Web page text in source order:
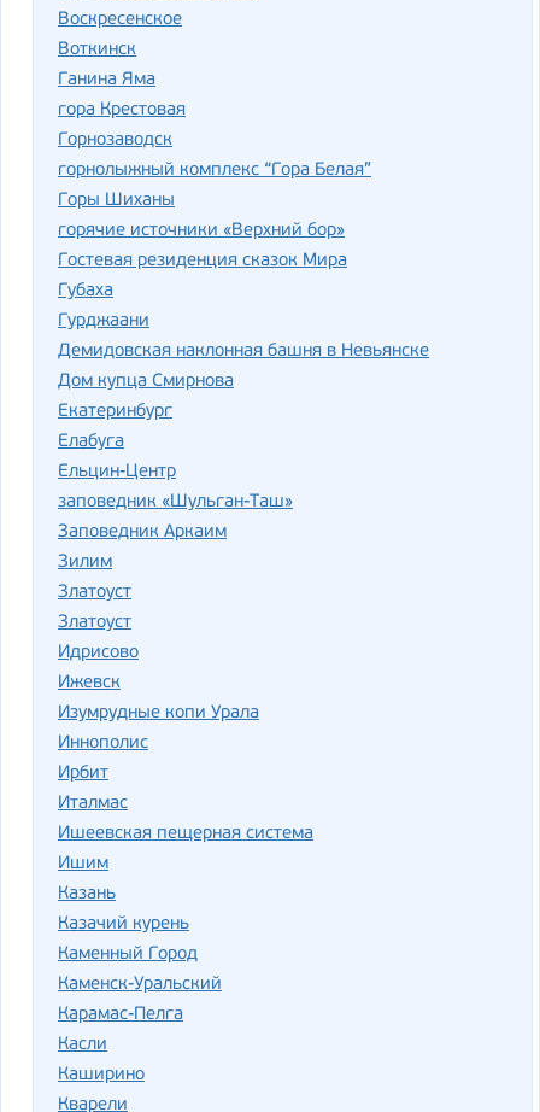
Воскресенское
Воткинск
Ганина Яма
гора Крестовая
Горнозаводск
горнолыжный комплекс “Гора Белая”
Горы Шиханы
горячие источники «Верхний бор»
Гостевая резиденция сказок Мира
Губаха
Гурджаани
Демидовская наклонная башня в Невьянске
Дом купца Смирнова
Екатеринбург
Елабуга
Ельцин-Центр
заповедник «Шульган-Таш»
Заповедник Аркаим
Зилим
Златоуст
Златоуст
Идрисово
Ижевск
Изумрудные копи Урала
Иннополис
Ирбит
Италмас
Ишеевская пещерная система
Ишим
Казань
Казачий курень
Каменный Город
Каменск-Уральский
Карамас-Пелга
Касли
Каширино
Кварели